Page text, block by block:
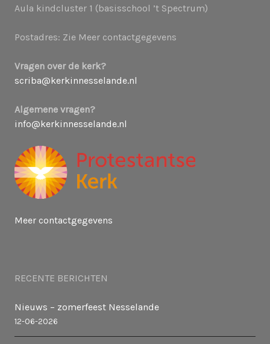
Aula kindcluster 1 (basisschool ’t Spectrum)
Postadres: Zie Meer contactgegevens
Vragen over de kerk?
scriba@kerkinnesselande.nl
Algemene vragen?
info@kerkinnesselande.nl
Meer contactgegevens
RECENTE BERICHTEN
Nieuws – zomerfeest Nesselande
12-06-2026